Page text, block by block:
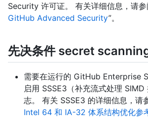
Security 许可证。 有关详细信息，请参
GitHub Advanced Security”。
先决条件 secret
需要在运行的 GitHub Enterprise
启用 SSSE3（补充流式处理
志。 有关 SSSE3 的详细信息，请
Intel 64 和 IA-32 体系结构优化参